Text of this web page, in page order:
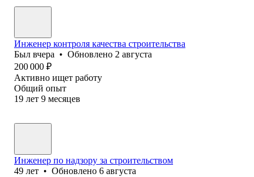
Инженер контроля качества строительства
Был вчера • Обновлено 2 августа
200 000 ₽
Активно ищет работу
Общий опыт
19 лет 9 месяцев
Инженер по надзору за строительством
49 лет • Обновлено 6 августа